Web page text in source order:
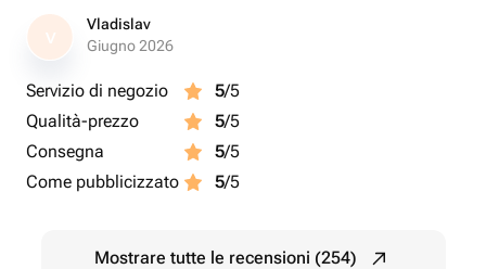
V
Vladislav
Giugno 2026
Servizio di negozio 5/5
Qualità-prezzo
5/5
Consegna
5/5
Come pubblicizzato
5/5
Mostrare tutte le recensioni (254)